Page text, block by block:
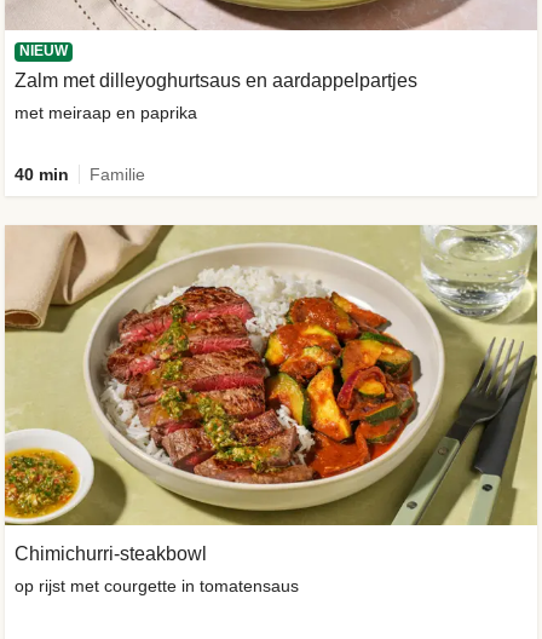
NIEUW
Zalm met dilleyoghurtsaus en aardappelpartjes
met meiraap en paprika
40 min Familie
Chimichurri-steakbowl
op rijst met courgette in tomatensaus